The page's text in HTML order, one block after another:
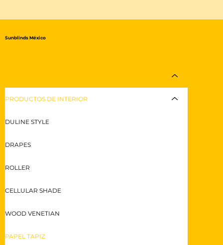
PRODUCTOS DE INTERIOR
DULINE STYLE
DRAPES
ROLLER
CELLULAR SHADE
WOOD VENETIAN
PAPEL TAPIZ
Sunblinds México